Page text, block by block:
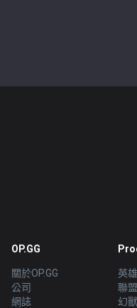
OP.GG
關於OP.GG
公司
網誌
英
聯
幻